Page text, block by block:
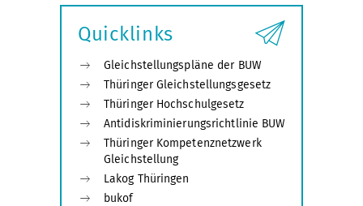
Quicklinks
Gleichstellungspläne der BUW
Thüringer Gleichstellungsgesetz
Thüringer Hochschulgesetz
Antidiskriminierungsrichtlinie BUW
Thüringer Kompetenznetzwerk
Gleichstellung
Lakog Thüringen
bukof